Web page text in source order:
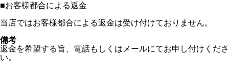
■お客様都合による返金
当店ではお客様都合による返金は受け付けておりません。
備考
返金を希望する旨、電話もしくはメールにてお申し付けくださ
い。